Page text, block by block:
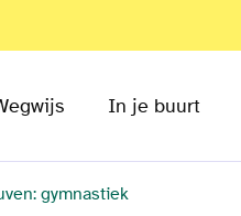
In je buurt
gymnastiek